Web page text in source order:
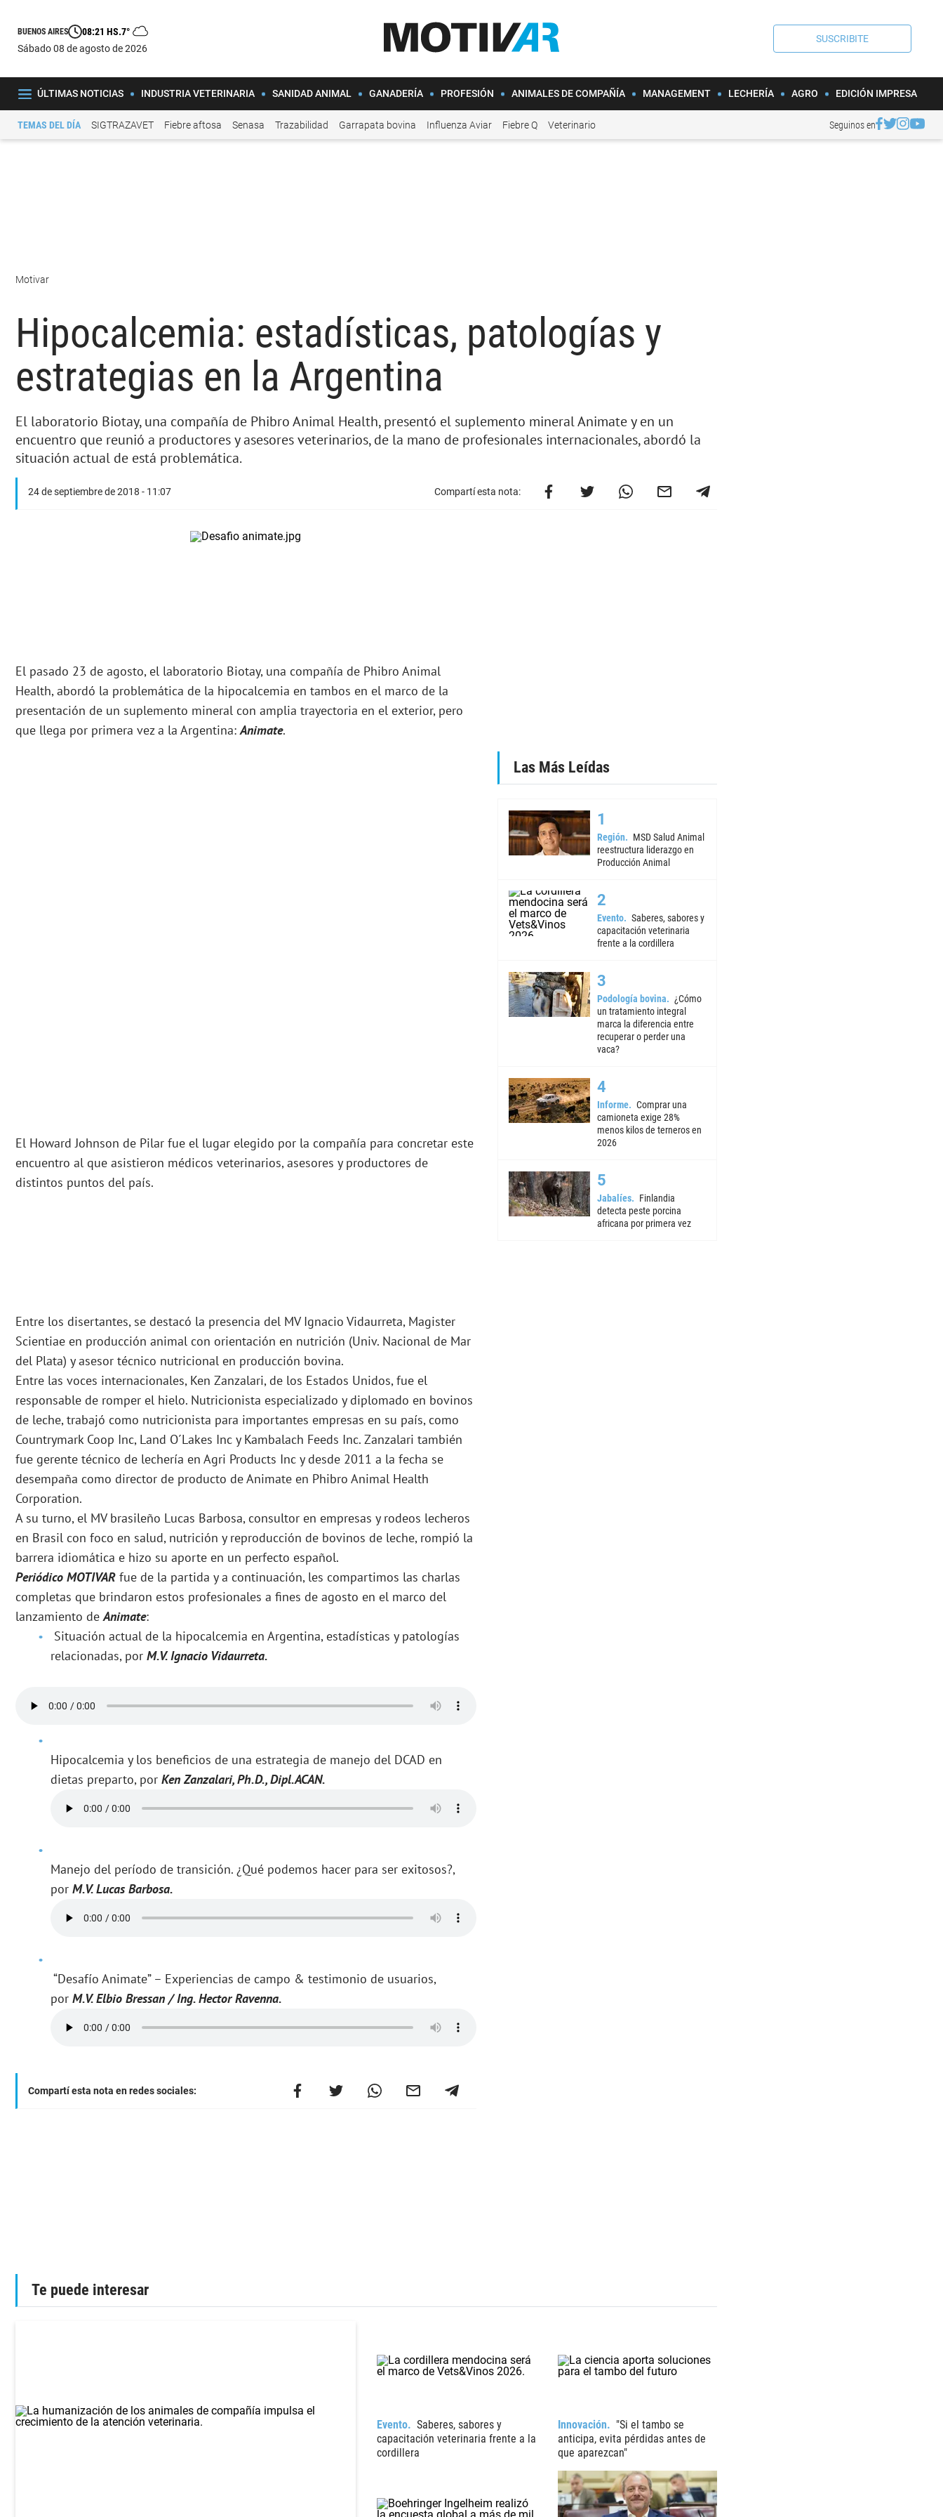
BUENOS AIRES 08:21 HS.7°
sábado 08 de agosto de 2026
SUSCRIBITE
ÚLTIMAS NOTICIAS INDUSTRIA VETERINARIA SANIDAD ANIMAL GANADERÍA PROFESIÓN ANIMALES DE COMPAÑÍA MANAGEMENT LECHERÍA AGRO EDICIÓN IMPRESA
TEMAS DEL DÍA SIGTRAZAVET Fiebre aftosa Senasa Trazabilidad Garrapata bovina Influenza Aviar Fiebre Q Veterinario Seguinos en
Motivar
Hipocalcemia: estadísticas, patologías y
estrategias en la Argentina
El laboratorio Biotay, una compañía de Phibro Animal Health, presentó el suplemento mineral Animate y en un
encuentro que reunió a productores y asesores veterinarios, de la mano de profesionales internacionales, abordó la
situación actual de está problemática.
24 de septiembre de 2018 - 11:07 Compartí esta nota:
El pasado 23 de agosto, el laboratorio Biotay, una compañía de Phibro Animal
Health, abordó la problemática de la hipocalcemia en tambos en el marco de la
presentación de un suplemento mineral con amplia trayectoria en el exterior, pero
que llega por primera vez a la Argentina:Animate.
El Howard Johnson de Pilar fue el lugar elegido por la compañía para concretar este
encuentro al que asistieron médicos veterinarios, asesores y productores de
distintos puntos del país.
Entre los disertantes, se destacó la presencia del MV Ignacio Vidaurreta, Magister
Scientiae en producción animal con orientación en nutrición (Univ. Nacional de Mar
del Plata) y asesor técnico nutricional en producción bovina.
Entre las voces internacionales, Ken Zanzalari, de los Estados Unidos, fue el
responsable de romper el hielo. Nutricionista especializado y diplomado en bovinos
de leche, trabajó como nutricionista para importantes empresas en su país, como
Countrymark Coop Inc, Land O´Lakes Inc y Kambalach Feeds Inc. Zanzalari también
fue gerente técnico de lechería en Agri Products Inc y desde 2011 a la fecha se
desempaña como director de producto de Animate en Phibro Animal Health
Corporation.
A su turno, el MV brasileño Lucas Barbosa, consultor en empresas y rodeos lecheros
en Brasil con foco en salud, nutrición y reproducción de bovinos de leche, rompió la
barrera idiomática e hizo su aporte en un perfecto español.
Periódico MOTIVAR fue de la partida y a continuación, les compartimos las charlas
completas que brindaron estos profesionales a fines de agosto en el marco del
lanzamiento deAnimate:
Situación actual de la hipocalcemia en Argentina, estadísticas y patologías
relacionadas, por M.V. Ignacio Vidaurreta.
Hipocalcemia y los beneficios de una estrategia de manejo del DCAD en
dietas preparto, por Ken Zanzalari, Ph.D., Dipl.ACAN.
Manejo del período de transición. ¿Qué podemos hacer para ser exitosos?,
por M.V. Lucas Barbosa.
“Desafío Animate” – Experiencias de campo & testimonio de usuarios,
por M.V. Elbio Bressan / Ing. Hector Ravenna.
Compartí esta nota en redes sociales:
Las Más Leídas
Región
MSD Salud Animal
reestructura liderazgo en
Producción Animal
Evento
Saberes, sabores y
capacitación veterinaria
frente a la cordillera
Podología bovina
¿Cómo
un tratamiento integral
marca la diferencia entre
recuperar o perder una
vaca?
Informe
Comprar una
camioneta exige 28%
menos kilos de terneros en
2026
Jabalíes
Finlandia
detecta peste porcina
africana por primera vez
Te puede interesar
Evento
Saberes, sabores y
capacitación veterinaria frente a la
cordillera
Innovación
"Si el tambo se
anticipa, evita pérdidas antes de
que aparezcan"